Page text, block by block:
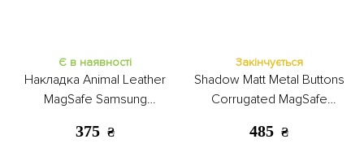
Є в наявності
Накладка Animal Leather
MagSafe Samsung
375 ₴
Закінчується
Shadow Matt Metal Buttons
Corrugated MagSafe
485 ₴